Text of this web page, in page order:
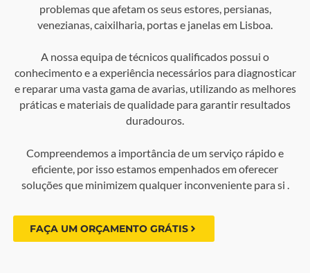
problemas que afetam os seus estores, persianas,
venezianas, caixilharia, portas e janelas em Lisboa.
A nossa equipa de técnicos qualificados possui o
conhecimento e a experiência necessários para diagnosticar
e reparar uma vasta gama de avarias, utilizando as melhores
práticas e materiais de qualidade para garantir resultados
duradouros.
Compreendemos a importância de um serviço rápido e
eficiente, por isso estamos empenhados em oferecer
soluções que minimizem qualquer inconveniente para si .
FAÇA UM ORÇAMENTO GRÁTIS